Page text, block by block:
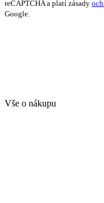
reCAPTCHA a platí zásady
Google.
Vše o nákupu